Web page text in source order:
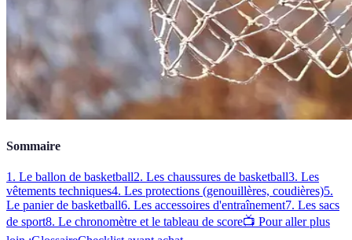
Sommaire
1. Le ballon de basketball2. Les chaussures de basketball3. Les
vêtements techniques4. Les protections (genouillères, coudières)5.
Le panier de basketball6. Les accessoires d'entraînement7. Les sacs
de sport8. Le chronomètre et le tableau de score📺 Pour aller plus